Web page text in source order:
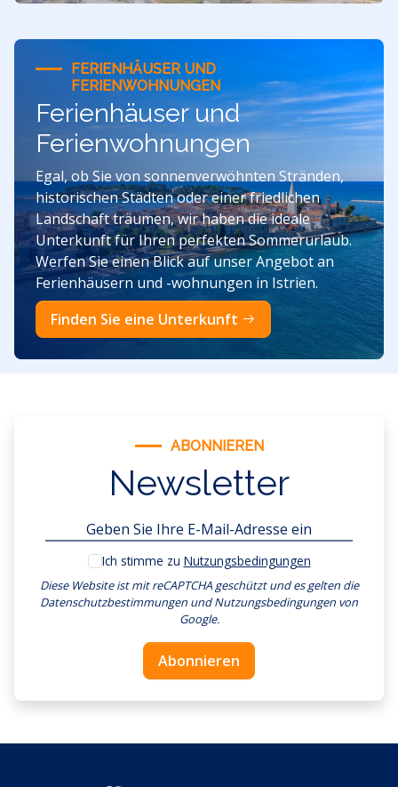
FERIENHÄUSER UND
FERIENWOHNUNGEN
Ferienhäuser und
Ferienwohnungen
Egal, ob Sie von sonnenverwöhnten Stränden,
historischen Städten oder einer friedlichen
Landschaft träumen, wir haben die ideale
Unterkunft für Ihren perfekten Sommerurlaub.
Werfen Sie einen Blick auf unser Angebot an
Ferienhäusern und -wohnungen in Istrien.
Finden Sie eine Unterkunft
ABONNIEREN
Newsletter
Ich stimme zu Nutzungsbedingungen
Diese Website ist mit reCAPTCHA geschützt und es gelten die
Datenschutzbestimmungen undNutzungsbedingungen von
Google.
Abonnieren